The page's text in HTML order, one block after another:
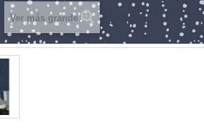
Ver más grande